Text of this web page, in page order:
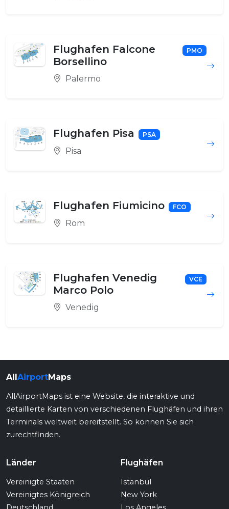
Flughafen Falcone
Borsellino
PMO
Palermo
Flughafen Pisa PSA
Pisa
Flughafen Fiumicino FCO
Rom
Flughafen Venedig
Marco Polo
VCE
Venedig
AllAirportMaps
AllAirportMaps ist eine Website, die interaktive und
detaillierte Karten von verschiedenen Flughäfen und ihren
Terminals weltweit bereitstellt. So können Sie sich
zurechtfinden.
Länder
Vereinigte Staaten
Vereinigtes Königreich
Flughäfen
Istanbul
New York